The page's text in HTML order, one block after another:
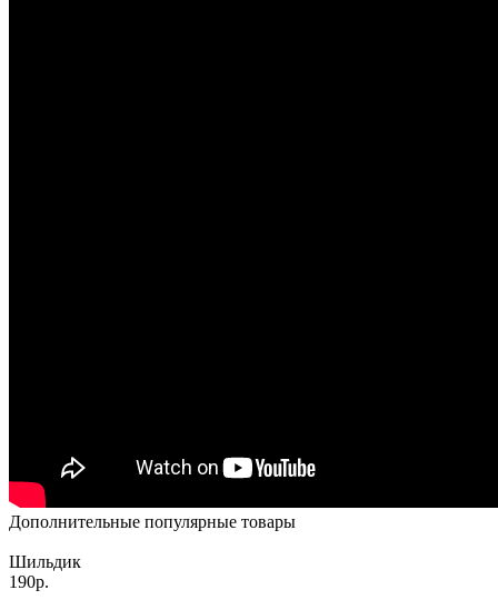
Дополнительные популярные товары
Шильдик
190р.